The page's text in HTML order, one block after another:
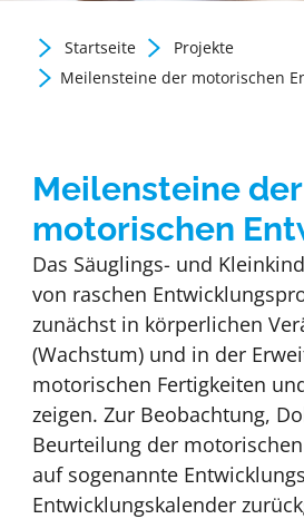
Zurück zur Newsübersicht
Startseite
Projekte
Meilensteine der motorischen
Meilensteine der
motorischen
Das Säuglings- und
von raschen
zunächst in körperlichen
(Wachstum) und in der
motorischen Fertigkeiten
zeigen. Zur Beobachtung,
Beurteilung der
auf sogenannte
Entwicklungskalender